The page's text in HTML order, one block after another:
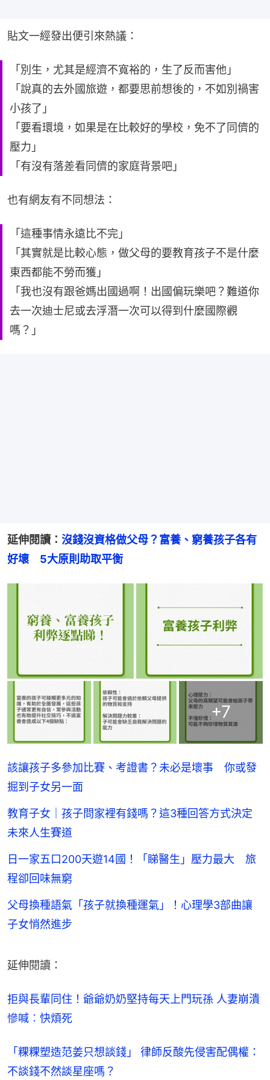
貼文一經發出便引來熱議：
「別生，尤其是經濟不寬裕的，生了反而害他」
「說真的去外國旅遊，都要思前想後的，不如別禍害
小孩了」
「要看環境，如果是在比較好的學校，免不了同儕的
壓力」
「有沒有落差看同儕的家庭背景吧」
也有網友有不同想法：
「這種事情永遠比不完」
「其實就是比較心態，做父母的要教育孩子不是什麼
東西都能不勞而獲」
「我也沒有跟爸媽出國過啊！出國偏玩樂吧？難道你
去一次迪士尼或去浮潛一次可以得到什麼國際觀
嗎？」
延伸閱讀： 沒錢沒資格做父母？富養、窮養孩子各有
好壞　5大原則助取平衡
+7
該讓孩子多參加比賽、考證書？未必是壞事 你或發
掘到子女另一面
教育子女｜孩子問家裡有錢嗎？這3種回答方式決定
未來人生賽道
日一家五口200天遊14國！「睇醫生」壓力最大 旅
程卻回味無窮
父母換種語氣「孩子就換種運氣」！心理學3部曲讓
子女悄然進步
延伸閱讀：
拒與長輩同住！爺爺奶奶堅持每天上門玩孫 人妻崩潰
慘喊︰快煩死
「粿粿塑造范姜只想談錢」 律師反酸先侵害配偶權：
不談錢不然談星座嗎？